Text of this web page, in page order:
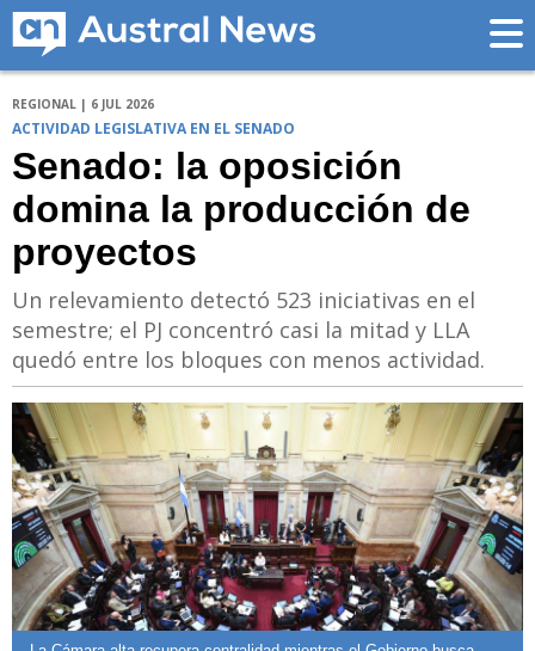
REGIONAL | 6 JUL 2026
ACTIVIDAD LEGISLATIVA EN EL SENADO
Senado: la oposición
domina la producción de
proyectos
Un relevamiento detectó 523 iniciativas en el
semestre; el PJ concentró casi la mitad y LLA
quedó entre los bloques con menos actividad.